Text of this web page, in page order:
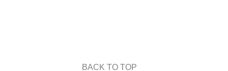
BACK TO TOP